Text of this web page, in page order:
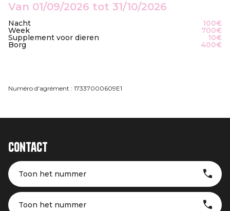
Van 01/09/2026 tot 31/10/2026
Nacht 100€
Week 700€
Supplement voor dieren 10€
Borg 400€
Numéro d'agrément : 17337000609E1
Contact
Toon het nummer
Toon het nummer